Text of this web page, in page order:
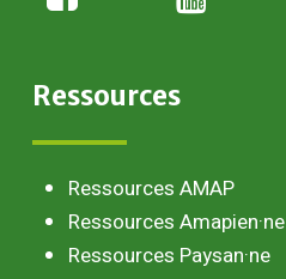
Ressources
Ressources AMAP
Ressources Amapien·ne
Ressources Paysan·ne